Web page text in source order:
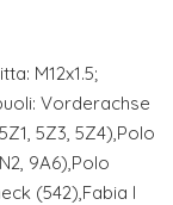
M12x1.5;
Vorderachse
5Z3, 5Z4),Polo
9A6),Polo
(542),Fabia I